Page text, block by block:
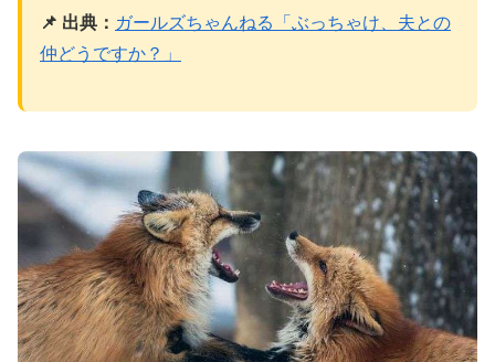
📌 出典： ガールズちゃんねる「ぶっちゃけ、夫との
仲どうですか？」